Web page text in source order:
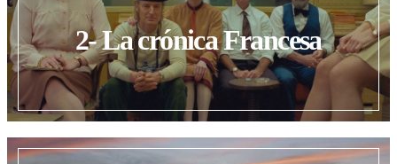
2- La crónica Francesa